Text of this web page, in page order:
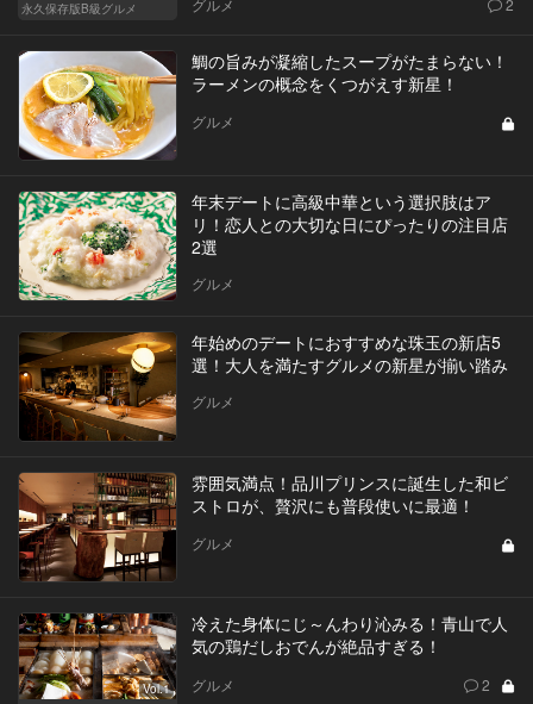
永久保存版B級グルメ
グルメ 2
鯛の旨みが凝縮したスープがたまらない！
ラーメンの概念をくつがえす新星！
グルメ
年末デートに高級中華という選択肢はア
リ！恋人との大切な日にぴったりの注目店
2選
グルメ
年始めのデートにおすすめな珠玉の新店5
選！大人を満たすグルメの新星が揃い踏み
グルメ
雰囲気満点！品川プリンスに誕生した和ビ
ストロが、贅沢にも普段使いに最適！
グルメ
Vol.1
冷えた身体にじ～んわり沁みる！青山で人
気の鶏だしおでんが絶品すぎる！
グルメ 2